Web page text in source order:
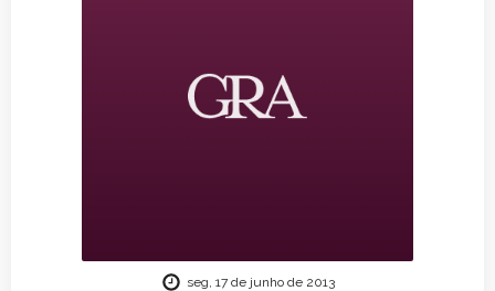
seg, 17 de junho de 2013